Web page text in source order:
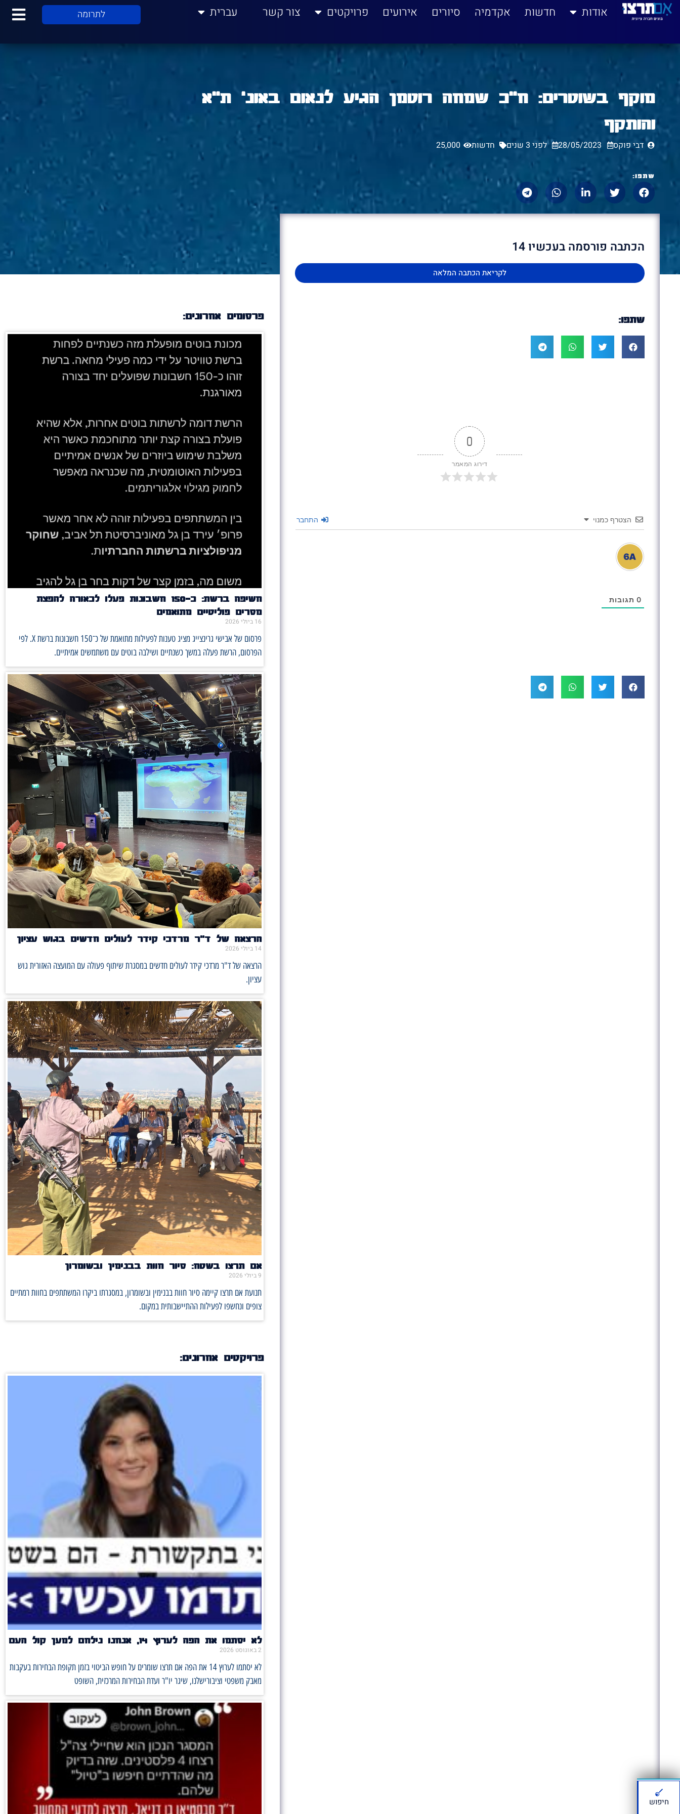
לתוכן אודות חדשות אקדמיה סיורים אירועים פרויקטים צור קשר עברית לתרומה
מוקף בשוטרים: ח"כ שמחה רוטמן הגיע לנאום באונ' ת"א
והותקף
דבי פוקס 28/05/2023 לפני 3 שנים חדשות 25,000
שתפו:
הכתבה פורסמה בעכשיו 14
לקריאת הכתבה המלאה
שתפו:
0
דירוג המאמר
הצטרף כמנוי התחבר
0 תגובות
פרסומים אחרונים:
חשיפה ברשת: כ־150 חשבונות פעלו לכאורה להפצת
מסרים פוליטיים מתואמים
16 ביולי 2026
פרסום של אבישי גרינצייג מציג טענות לפעילות מתואמת של כ־150 חשבונות ברשת X. לפי
הפרסום, הרשת פעלה במשך כשנתיים ושילבה בוטים עם משתמשים אמיתיים.
הרצאה של ד"ר מרדכי קידר לעולים חדשים בגוש עציון
14 ביולי 2026
הרצאה של ד"ר מרדכי קידר לעולים חדשים במסגרת שיתוף פעולה עם המועצה האזורית גוש
עציון.
אם תרצו בשטח: סיור חוות בבנימין ובשומרון
9 ביולי 2026
תנועת אם תרצו קיימה סיור חוות בבנימין ובשומרון, במסגרתו ביקרו המשתתפים בחוות רמתיים
צופים ונחשפו לפעילות ההתיישבותית במקום.
פרויקטים אחרונים:
לא יסתמו את הפה לערוץ 14, אנחנו נילחם למען קול העם
2 באוגוסט 2026
לא יסתמו לערוץ 14 את הפה אם תרצו שומרים על חופש הביטוי בזמן תקופת הבחירות בעקבות
מאבק משפטי וציבורישלנו, שיגר יו"ר ועדת הבחירות המרכזית, השופט
חיפוש